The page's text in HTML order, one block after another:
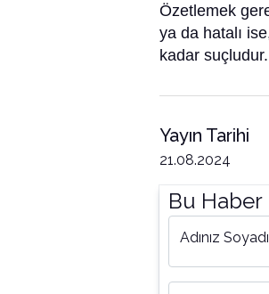
Özetlemek
ya da hatalı
kadar suçludur.
Yayın Tarihi
21.08.2024
Bu Haber
Adınız